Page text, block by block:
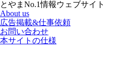
とやまNo.1情報ウェブサイト
About us
広告掲載&仕事依頼
お問い合わせ
本サイトの仕様